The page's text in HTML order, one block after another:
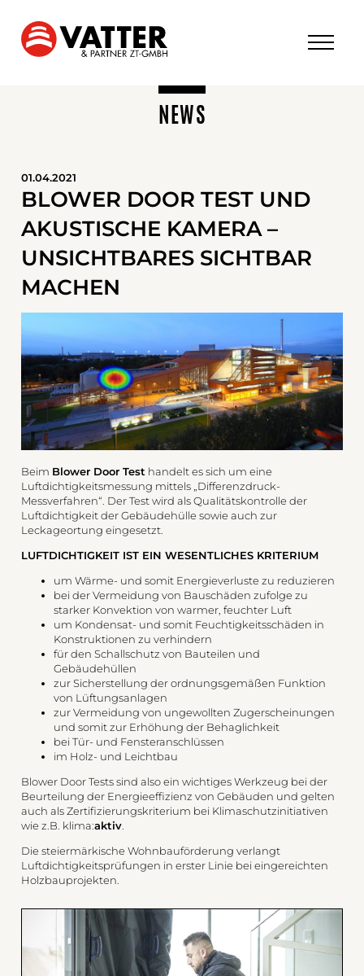
NEWS
01.04.2021
BLOWER DOOR TEST UND
AKUSTISCHE KAMERA –
UNSICHTBARES SICHTBAR
MACHEN
Beim Blower Door Test handelt es sich um eine
Luftdichtigkeitsmessung mittels „Differenzdruck-
Messverfahren“. Der Test wird als Qualitätskontrolle der
Luftdichtigkeit der Gebäudehülle sowie auch zur
Leckageortung eingesetzt.
LUFTDICHTIGKEIT IST EIN WESENTLICHES KRITERIUM
um Wärme- und somit Energieverluste zu reduzieren
bei der Vermeidung von Bauschäden zufolge zu
starker Konvektion von warmer, feuchter Luft
um Kondensat- und somit Feuchtigkeitsschäden in
Konstruktionen zu verhindern
für den Schallschutz von Bauteilen und
Gebäudehüllen
zur Sicherstellung der ordnungsgemäßen Funktion
von Lüftungsanlagen
zur Vermeidung von ungewollten Zugerscheinungen
und somit zur Erhöhung der Behaglichkeit
bei Tür- und Fensteranschlüssen
im Holz- und Leichtbau
Blower Door Tests sind also ein wichtiges Werkzeug bei der
Beurteilung der Energieeffizienz von Gebäuden und gelten
auch als Zertifizierungskriterium bei Klimaschutzinitiativen
wie z.B. klima:aktiv
Die steiermärkische Wohnbauförderung verlangt
Luftdichtigkeitsprüfungen in erster Linie bei eingereichten
Holzbauprojekten.